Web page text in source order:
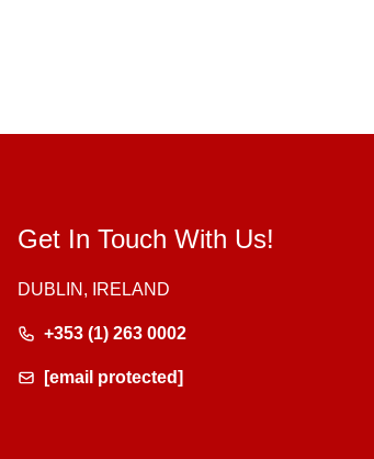
Get In Touch With Us!
DUBLIN, IRELAND
+353 (1) 263 0002
[email protected]